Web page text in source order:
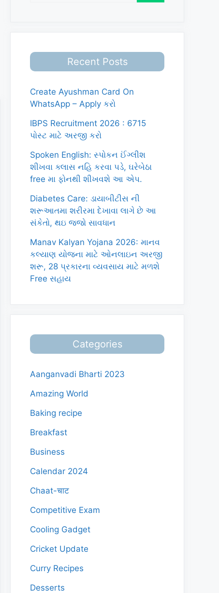
Recent Posts
Create Ayushman Card On
WhatsApp – Apply કરો
IBPS Recruitment 2026 : 6715
પોસ્ટ માટે અરજી કરો
Spoken English: સ્પોકન ઈંગ્લીશ
શીખવા ક્લાસ નહિ કરવા પડે, ઘરેબેઠા
free મા ફોનથી શીખવશે આ એપ.
Diabetes Care: ડાયાબીટીસ ની
શરૂઆતમા શરીરમા દેખાવા લાગે છે આ
સંકેતો, થઇ જજો સાવધાન
Manav Kalyan Yojana 2026: માનવ
કલ્યાણ યોજના માટે ઓનલાઇન અરજી
શરૂ, 28 પ્રકારના વ્યવસાય માટે મળશે
Free સહાય
Categories
Aanganvadi Bharti 2023
Amazing World
Baking recipe
Breakfast
Business
Calendar 2024
Chaat-चाट
Competitive Exam
Cooling Gadget
Cricket Update
Curry Recipes
Desserts